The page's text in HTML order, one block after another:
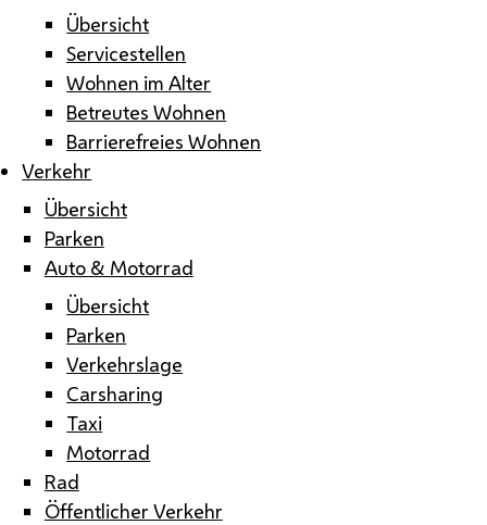
Übersicht
Servicestellen
Wohnen im Alter
Betreutes Wohnen
Barrierefreies Wohnen
Verkehr
Übersicht
Parken
Auto & Motorrad
Übersicht
Parken
Verkehrslage
Carsharing
Taxi
Motorrad
Rad
Öffentlicher Verkehr